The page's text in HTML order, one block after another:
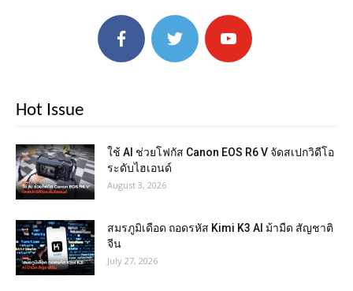
Hot Issue
ใช้ AI ช่วยโฟกัส Canon EOS R6 V จัดสเปกวิดีโอ
ระดับไฮเอนด์
August 3, 2026
สมรภูมิเดือด ถอดรหัส Kimi K3 AI ม้ามืด สัญชาติ
จีน
July 27, 2026